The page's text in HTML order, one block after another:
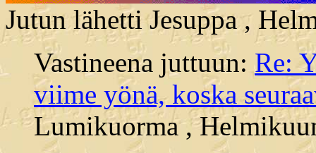
Jutun lähetti Jesuppa ,
Vastineena juttuun: Re:
viime yönä, koska
Lumikuorma ,